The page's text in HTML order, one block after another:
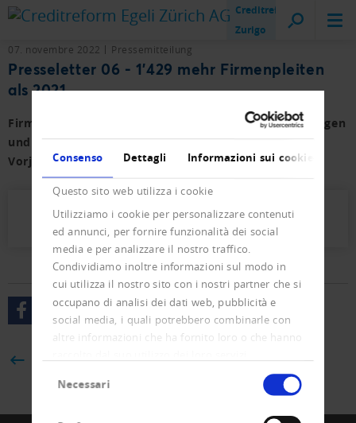
Consenso Dettagli Informazioni sui cookie
Questo sito web utilizza i cookie
Utilizziamo i cookie per personalizzare contenuti
ed annunci, per fornire funzionalità dei social
media e per analizzare il nostro traffico.
Condividiamo inoltre informazioni sul modo in
cui utilizza il nostro sito con i nostri partner che si
occupano di analisi dei dati web, pubblicità e
social media, i quali potrebbero combinarle con
altre informazioni che ha fornito loro o che hanno
delNecessari
Creditreform
Zurigo
07. novembre 2022 Pressemitteilung
Presseletter 06 - 1'429 mehr Firmenpleiten
als 2021
Firmen- und Privat-Konkurse sowie der Neueintragungen
und Löschungen von Januar bis Oktober 2022 mit
Vorjahresvergleich.
Presseletter_2022_06.pdf (314 KB)
BACK